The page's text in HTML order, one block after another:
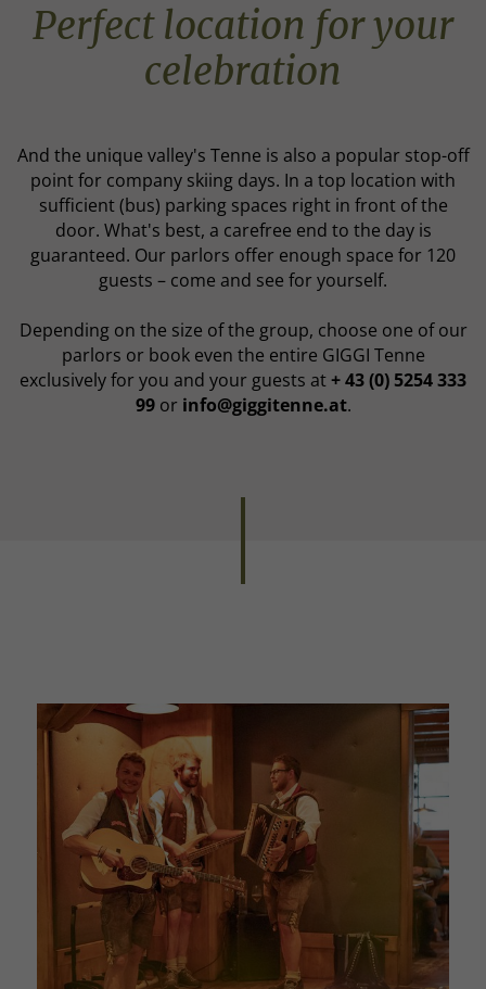
Perfect location for your
celebration
And the unique valley's Tenne is also a popular stop-off
point for company skiing days. In a top location with
sufficient (bus) parking spaces right in front of the
door. What's best, a carefree end to the day is
guaranteed. Our parlors offer enough space for 120
guests – come and see for yourself.
Depending on the size of the group, choose one of our
parlors or book even the entire GIGGI Tenne
exclusively for you and your guests at+ 43 (0) 5254 333
99or info@giggitenne.at.